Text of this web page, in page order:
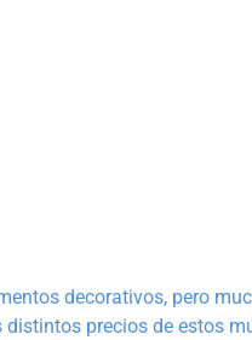
decorativos, pero
precios de estos